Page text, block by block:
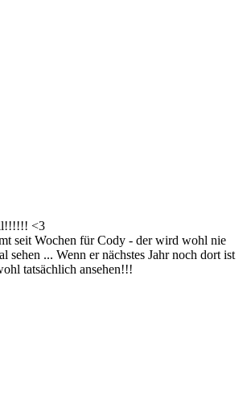
<3
seit Wochen für Cody - der wird wohl nie
sehen ... Wenn er nächstes Jahr noch dort ist
tatsächlich ansehen!!!